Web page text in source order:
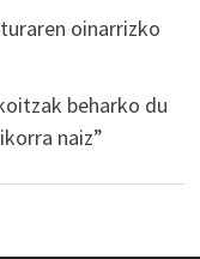
oinarrizko
beharko du
naiz”